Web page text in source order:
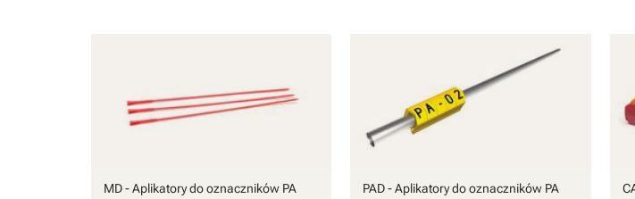
MD - Aplikatory do oznaczników PA PAD - Aplikatory do oznaczników PA